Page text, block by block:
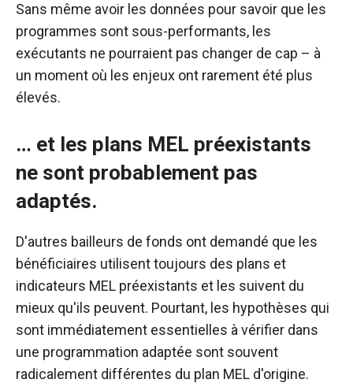
Sans même avoir les données pour savoir que les
programmes sont sous-performants, les
exécutants ne pourraient pas changer de cap – à
un moment où les enjeux ont rarement été plus
élevés.
… et les plans MEL préexistants
ne sont probablement pas
adaptés.
D'autres bailleurs de fonds ont demandé que les
bénéficiaires utilisent toujours des plans et
indicateurs MEL préexistants et les suivent du
mieux qu'ils peuvent. Pourtant, les hypothèses qui
sont immédiatement essentielles à vérifier dans
une programmation adaptée sont souvent
radicalement différentes du plan MEL d'origine.